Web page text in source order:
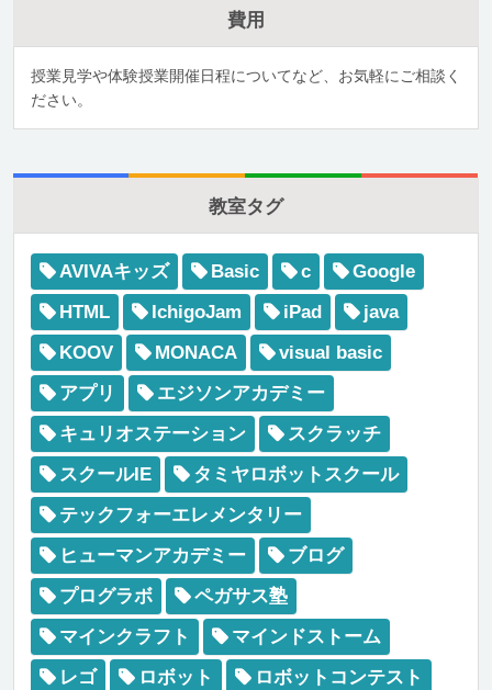
費用
授業見学や体験授業開催日程についてなど、お気軽にご相談く
ださい。
教室タグ
AVIVAキッズ Basic c
Google
HTML
IchigoJam iPad
java
KOOV
MONACA
visual basic
アプリ
エジソンアカデミー
キュリオステーション
スクラッチ
スクールIE
タミヤロボットスクール
テックフォーエレメンタリー
ヒューマンアカデミー
ブログ
プログラボ
ペガサス塾
マインクラフト
マインドストーム
レゴ
ロボット
ロボットコンテスト